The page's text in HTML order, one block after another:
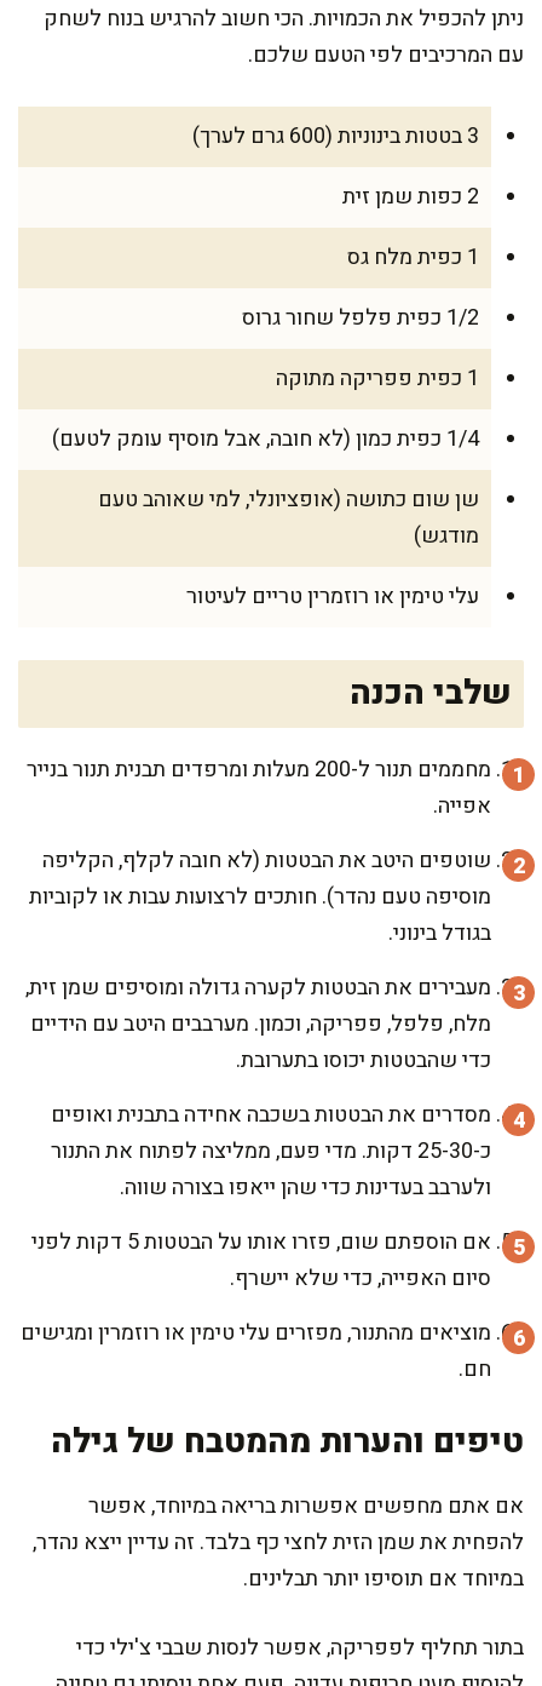
ניתן להכפיל את הכמויות. הכי חשוב להרגיש בנוח לשחק
עם המרכיבים לפי הטעם שלכם.
3 בטטות בינוניות (600 גרם לערך)
2 כפות שמן זית
1 כפית מלח גס
1/2 כפית פלפל שחור גרוס
1 כפית פפריקה מתוקה
1/4 כפית כמון (לא חובה, אבל מוסיף עומק לטעם)
שן שום כתושה (אופציונלי, למי שאוהב טעם
מודגש)
עלי טימין או רוזמרין טריים לעיטור
שלבי הכנה
מחממים תנור ל-200 מעלות ומרפדים תבנית תנור בנייר
אפייה.
שוטפים היטב את הבטטות (לא חובה לקלף, הקליפה
מוסיפה טעם נהדר). חותכים לרצועות עבות או לקוביות
בגודל בינוני.
מעבירים את הבטטות לקערה גדולה ומוסיפים שמן זית,
מלח, פלפל, פפריקה, וכמון. מערבבים היטב עם הידיים
כדי שהבטטות יכוסו בתערובת.
מסדרים את הבטטות בשכבה אחידה בתבנית ואופים
כ-25-30 דקות. מדי פעם, ממליצה לפתוח את התנור
ולערבב בעדינות כדי שהן ייאפו בצורה שווה.
אם הוספתם שום, פזרו אותו על הבטטות 5 דקות לפני
סיום האפייה, כדי שלא יישרף.
מוציאים מהתנור, מפזרים עלי טימין או רוזמרין ומגישים
חם.
טיפים והערות מהמטבח של גילה
אם אתם מחפשים אפשרות בריאה במיוחד, אפשר
להפחית את שמן הזית לחצי כף בלבד. זה עדיין ייצא נהדר,
במיוחד אם תוסיפו יותר תבלינים.
בתור תחליף לפפריקה, אפשר לנסות שבבי צ'ילי כדי